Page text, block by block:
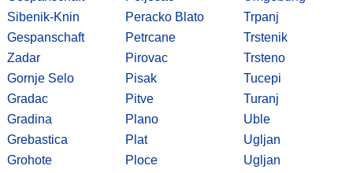
Sibenik-Knin
Gespanschaft
Zadar
Gornje Selo
Gradac
Gradina
Grebastica
Grohote
Peracko Blato
Petrcane
Pirovac
Pisak
Pitve
Plano
Plat
Ploce
Trpanj
Trstenik
Trsteno
Tucepi
Turanj
Uble
Ugljan
Ugljan